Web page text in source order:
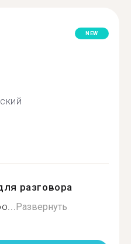
NEW
разговора
Развернуть